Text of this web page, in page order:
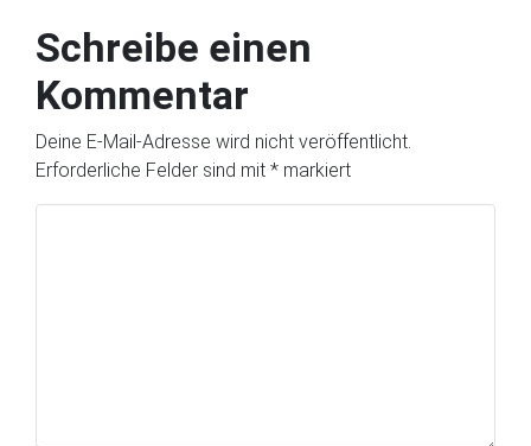
Schreibe einen
Kommentar
Deine E-Mail-Adresse wird nicht veröffentlicht.
Erforderliche Felder sind mit * markiert